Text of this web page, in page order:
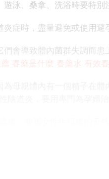
、桑拿、洗浴時要特別
時，盡量避免或使用避
導致體內菌群失調而患
春藥是什麼 春藥水 有效